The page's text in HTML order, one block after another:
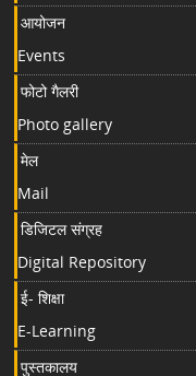
आयोजन
Events
फोटो गैलरी
Photo gallery
मेल
Mail
डिजिटल संग्रह
Digital Repository
ई- शिक्षा
E-Learning
पुस्तकालय